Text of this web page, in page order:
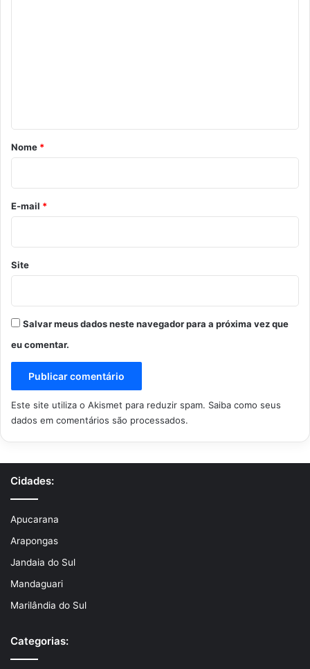
r
i
o
*
Nome *
E-mail *
Site
Salvar meus dados neste navegador para a próxima vez que
eu comentar.
Este site utiliza o Akismet para reduzir spam. Saiba como seus
dados em comentários são processados.
Cidades:
Apucarana
Arapongas
Jandaia do Sul
Mandaguari
Marilândia do Sul
Categorias: